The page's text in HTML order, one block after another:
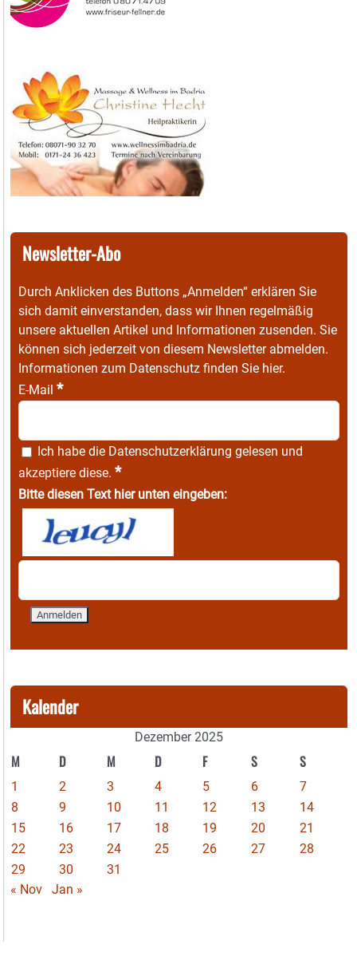
Newsletter-Abo
Durch Anklicken des Buttons „Anmelden“ erklären Sie
sich damit einverstanden, dass wir Ihnen regelmäßig
unsere aktuellen Artikel und Informationen zusenden. Sie
können sich jederzeit von diesem Newsletter abmelden.
Informationen zum Datenschutz finden Sie hier.
E-Mail *
Ich habe die Datenschutzerklärung gelesen und
akzeptiere diese. *
Bitte diesen Text hier unten eingeben:
Kalender
Dezember 2025
M D M D F S S
1 2 3 4 5 6
7
8
9 10 11 12 13
14
15
16 17 18 19 20
21
22
23 24 25 26 27
28
29
30
31
« Nov
Jan »